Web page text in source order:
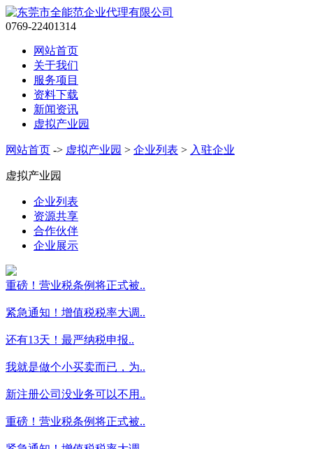
0769-22401314
网站首页
关于我们
服务项目
资料下载
新闻资讯
虚拟产业园
网站首页 -> 虚拟产业园 > 企业列表 > 入驻企业
虚拟产业园
企业列表
资源共享
合作伙伴
企业展示
重磅！营业税条例将正式被..
紧急通知！增值税税率大调..
还有13天！最严纳税申报..
我就是做个小买卖而已，为..
新注册公司没业务可以不用..
重磅！营业税条例将正式被..